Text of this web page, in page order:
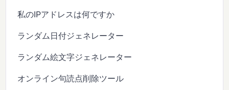
私のIPアドレスは何ですか
ランダム日付ジェネレーター
ランダム絵文字ジェネレーター
オンライン句読点削除ツール